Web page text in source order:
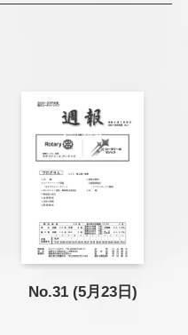
No.31 (5月23日)